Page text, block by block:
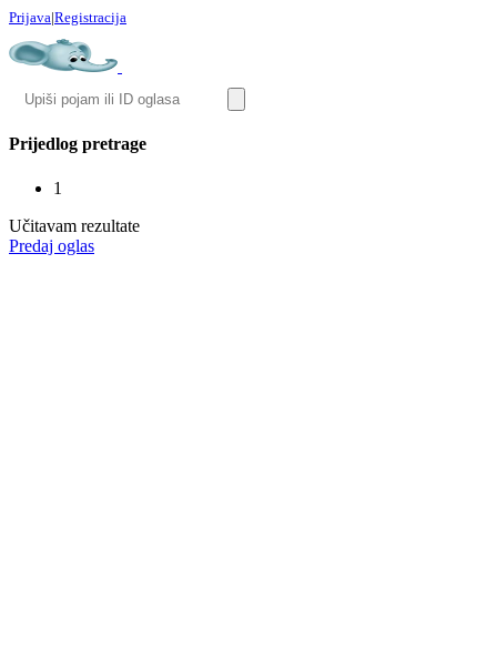
Prijava|Registracija
Prijedlog pretrage
1
Učitavam rezultate
Predaj oglas